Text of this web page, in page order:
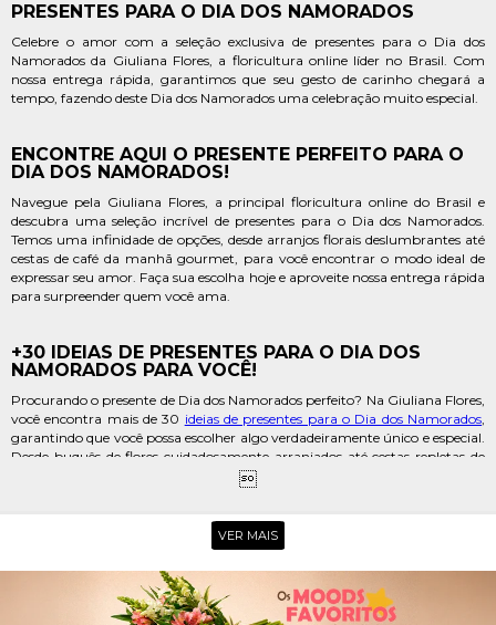
PRESENTES PARA O DIA DOS NAMORADOS
Celebre o amor com a seleção exclusiva de presentes para o Dia dos
Namorados da Giuliana Flores, a floricultura online líder no Brasil. Com
nossa entrega rápida, garantimos que seu gesto de carinho chegará a
tempo, fazendo deste Dia dos Namorados uma celebração muito especial.
ENCONTRE AQUI O PRESENTE PERFEITO PARA O
DIA DOS NAMORADOS!
Navegue pela Giuliana Flores, a principal floricultura online do Brasil e
descubra uma seleção incrível de presentes para o Dia dos Namorados.
Temos uma infinidade de opções, desde arranjos florais deslumbrantes até
cestas de café da manhã gourmet, para você encontrar o modo ideal de
expressar seu amor. Faça sua escolha hoje e aproveite nossa entrega rápida
para surpreender quem você ama.
+30 IDEIAS DE PRESENTES PARA O DIA DOS
NAMORADOS PARA VOCÊ!
Procurando o presente de Dia dos Namorados perfeito? Na Giuliana Flores,
você encontra mais de 30 ideias de presentes para o Dia dos Namorados,
garantindo que você possa escolher algo verdadeiramente único e especial.
Desde buquês de flores cuidadosamente arranjados até cestas repletas de
delícias, temos tudo para tornar este Dia dos Namorados inesquecível.
PRESENTE DE DIA DOS NAMORADOS COM
Surpreenda seu amor com um presente de Dia dos Namorados e aproveite
nossa entrega rápida para garantir que seu gesto de carinho chegue a
tempo. Seja um buquê de flores deslumbrante, uma cesta de guloseimas

VER MAIS